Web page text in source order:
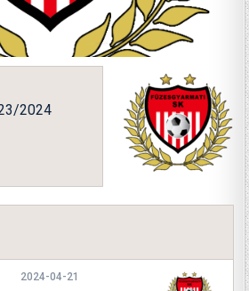
2024
2024-04-21